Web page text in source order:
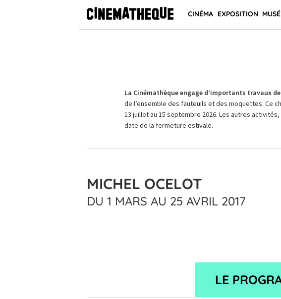
CINÉMA EXPOSITION
La Cinémathèque engage d’importants travaux
de l’ensemble des fauteuils et des moquettes. Ce
13 juillet au 15 septembre 2026. Les autres
date de la fermeture estivale.
MICHEL OCELOT
DU 1 MARS AU 25 AVRIL 2017
LE